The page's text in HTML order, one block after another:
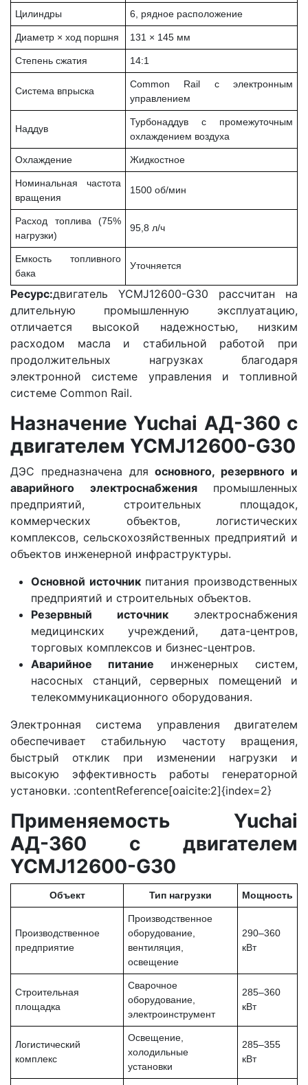
Цилиндры 6, рядное расположение
Диаметр × ход поршня 131 × 145 мм
Степень сжатия 14:1
Система впрыска
Common Rail с электронным
управлением
Наддув
Турбонаддув с промежуточным
охлаждением воздуха
Охлаждение Жидкостное
Номинальная частота
вращения
1500 об/мин
Расход топлива (75%
нагрузки)
95,8 л/ч
Емкость топливного
бака
Уточняется
Ресурс:двигатель YCMJ12600-G30 рассчитан на
длительную промышленную эксплуатацию,
отличается высокой надежностью, низким
расходом масла и стабильной работой при
продолжительных нагрузках благодаря
электронной системе управления и топливной
системе Common Rail.
Назначение Yuchai АД-360 с
двигателем YCMJ12600-G30
ДЭС предназначена дляосновного, резервного и
аварийного электроснабженияпромышленных
предприятий, строительных площадок,
коммерческих объектов, логистических
комплексов, сельскохозяйственных предприятий и
объектов инженерной инфраструктуры.
Основной источникпитания производственных
предприятий и строительных объектов.
Резервный источник электроснабжения
медицинских учреждений, дата-центров,
торговых комплексов и бизнес-центров.
Аварийное питание инженерных систем,
насосных станций, серверных помещений и
телекоммуникационного оборудования.
Электронная система управления двигателем
обеспечивает стабильную частоту вращения,
быстрый отклик при изменении нагрузки и
высокую эффективность работы генераторной
установки. :contentReference[oaicite:2]{index=2}
Применяемость Yuchai
АД-360 с двигателем
YCMJ12600-G30
Объект Тип нагрузки Мощность
Производственное
предприятие
Производственное
оборудование,
вентиляция,
освещение
290–360
кВт
Строительная
площадка
Сварочное
оборудование,
электроинструмент
285–360
кВт
Логистический
комплекс
Освещение,
холодильные
установки
285–355
кВт